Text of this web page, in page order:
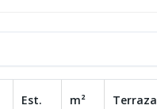
Est. m² Terraza